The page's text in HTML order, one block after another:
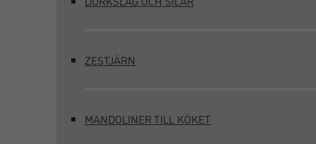
ZESTJÄRN
MANDOLINER TILL KÖKET